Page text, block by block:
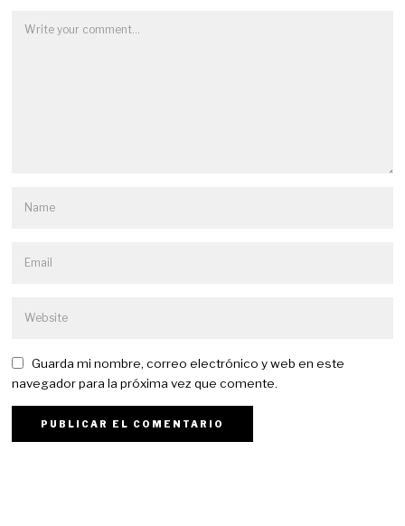
Guarda mi nombre, correo electrónico y web en este
navegador para la próxima vez que comente.